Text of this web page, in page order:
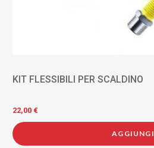
KIT FLESSIBILI PER SCALDINO
22,00 €
AGGIUNGI